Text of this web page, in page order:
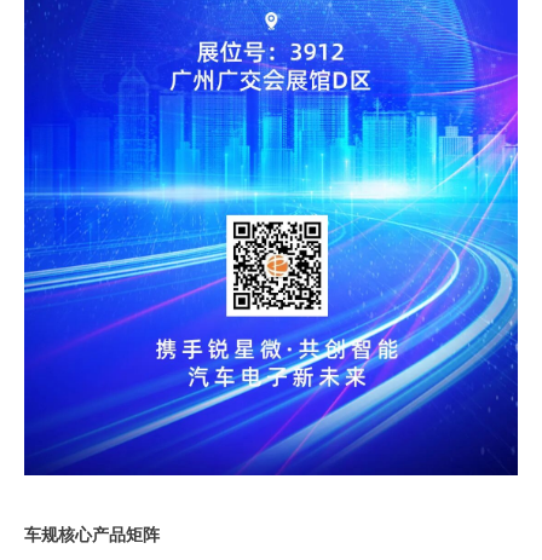
车规核心产品矩阵